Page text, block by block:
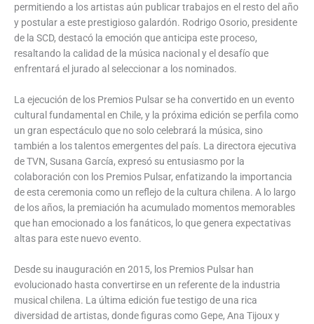
permitiendo a los artistas aún publicar trabajos en el resto del año
y postular a este prestigioso galardón. Rodrigo Osorio, presidente
de la SCD, destacó la emoción que anticipa este proceso,
resaltando la calidad de la música nacional y el desafío que
enfrentará el jurado al seleccionar a los nominados.
La ejecución de los Premios Pulsar se ha convertido en un evento
cultural fundamental en Chile, y la próxima edición se perfila como
un gran espectáculo que no solo celebrará la música, sino
también a los talentos emergentes del país. La directora ejecutiva
de TVN, Susana García, expresó su entusiasmo por la
colaboración con los Premios Pulsar, enfatizando la importancia
de esta ceremonia como un reflejo de la cultura chilena. A lo largo
de los años, la premiación ha acumulado momentos memorables
que han emocionado a los fanáticos, lo que genera expectativas
altas para este nuevo evento.
Desde su inauguración en 2015, los Premios Pulsar han
evolucionado hasta convertirse en un referente de la industria
musical chilena. La última edición fue testigo de una rica
diversidad de artistas, donde figuras como Gepe, Ana Tijoux y